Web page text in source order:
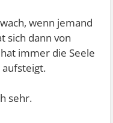
wenn jemand
sich dann von
immer die Seele
sehr.